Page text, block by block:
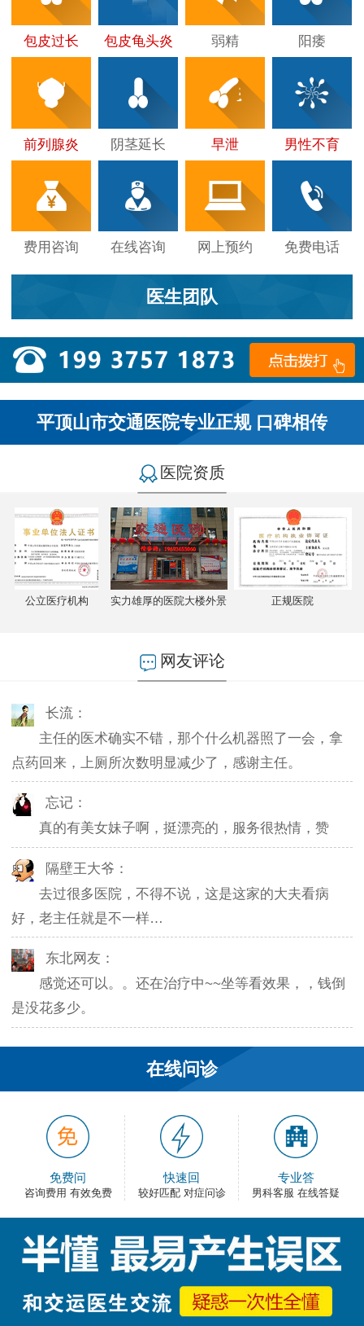
包皮过长 包皮龟头炎 弱精 阳痿
前列腺炎 阴茎延长 早泄 男性不育
费用咨询 在线咨询 网上预约 免费电话
医生团队
平顶山市交通医院专业正规 口碑相传
医院资质
公立医疗机构 实力雄厚的医院大楼外景 正规医院
网友评论
小李：
医院环境不错，就是人有点多，多亏手机预约了，
不然排队都要排好久…
长流：
主任的医术确实不错，那个什么机器照了一会，拿
点药回来，上厕所次数明显减少了，感谢主任。
忘记：
真的有美女妹子啊，挺漂亮的，服务很热情，赞
隔壁王大爷：
去过很多医院，不得不说，这是这家的大夫看病
好，老主任就是不一样…
东北网友：
感觉还可以。。还在治疗中~~坐等看效果，，钱倒
是没花多少。
老医生就是好，不像某些医院的医生，脾气大死
了…
和平网友：
护士都很不错，服务好热情，看病很舒心。
卡佛：
手术费用还能接受，早上去的，下午就正常上班
了，出血不多，还不错。
很满意，有检查报告单，也不用重新检查了，关键
在线问诊
免费问
咨询费用 有效免费
快速回
较好匹配 对症问诊
专业答
男科客服 在线答疑